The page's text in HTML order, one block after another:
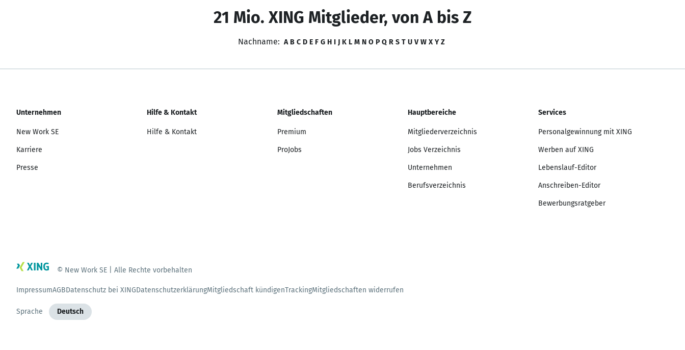
21 Mio. XING Mitglieder, von A bis Z
Nachname: A B C D E F G H I J K L M N O P Q R S T U V W X Y Z
Unternehmen
New Work SE
Karriere
Presse
Hilfe & Kontakt
Hilfe & Kontakt
Mitgliedschaften
Premium
ProJobs
Hauptbereiche
Mitgliederverzeichnis
Jobs Verzeichnis
Unternehmen
Berufsverzeichnis
Services
Personalgewinnung mit XING
Werben auf XING
Lebenslauf-Editor
Anschreiben-Editor
Bewerbungsratgeber
© New Work SE | Alle Rechte vorbehalten
ImpressumAGBDatenschutz bei XINGDatenschutzerklärungMitgliedschaft kündigenTrackingMitgliedschaften widerrufen
Sprache Deutsch